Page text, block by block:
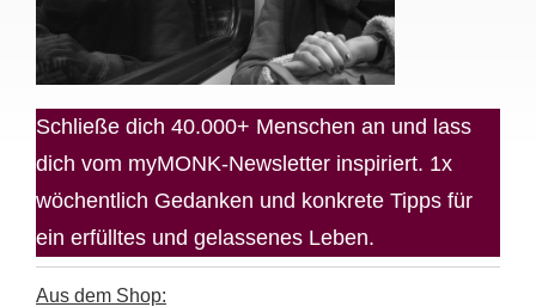
Schließe dich 40.000+ Menschen an und lass
dich vom myMONK-Newsletter inspiriert. 1x
wöchentlich Gedanken und konkrete Tipps für
ein erfülltes und gelassenes Leben.
Aus dem Shop: